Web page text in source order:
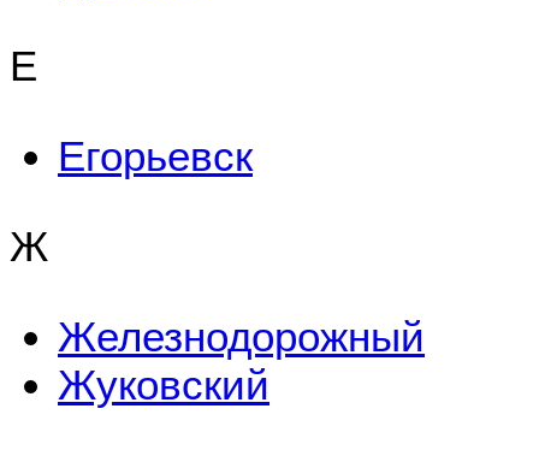
Е
Егорьевск
Ж
Железнодорожный
Жуковский